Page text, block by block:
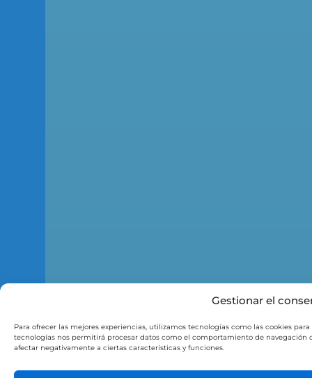
Gestionar el
Para ofrecer las mejores experiencias, utilizamos tecnologías como las cookies
tecnologías nos permitirá procesar datos como el comportamiento de
afectar negativamente a ciertas características y funciones.